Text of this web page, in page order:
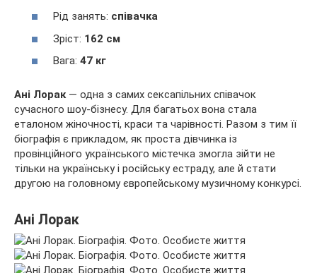
Рід занять: співачка
Зріст: 162 см
Вага: 47 кг
Ані Лорак— одна з самих сексапільних співачок
сучасного шоу-бізнесу. Для багатьох вона стала
еталоном жіночності, краси та чарівності. Разом з тим її
біографія є прикладом, як проста дівчинка із
провінційного українського містечка змогла зійти не
тільки на українську і російську естраду, але й стати
другою на головному європейському музичному конкурсі.
Ані Лорак